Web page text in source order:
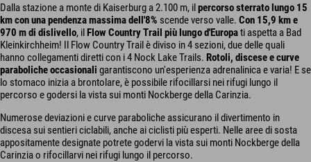
Dalla stazione a monte di Kaiserburg a 2.100 m, ilpercorso sterrato lungo 15
km con una pendenza massima dell'8% scende verso valle. Con 15,9 km e
970 m di dislivello, ilFlow Country Trail più lungo d'Europati aspetta a Bad
Kleinkirchheim! Il Flow Country Trail è diviso in 4 sezioni, due delle quali
hanno collegamenti diretti con i 4 Nock Lake Trails. Rotoli, discese e curve
paraboliche occasionali garantiscono un'esperienza adrenalinica e varia! E se
lo stomaco inizia a brontolare, è possibile rifocillarsi nei rifugi lungo il
percorso e godersi la vista sui monti Nockberge della Carinzia.
Numerose deviazioni e curve paraboliche assicurano il divertimento in
discesa sui sentieri ciclabili, anche ai ciclisti più esperti. Nelle aree di sosta
appositamente designate potrete godervi la vista sui monti Nockberge della
Carinzia o rifocillarvi nei rifugi lungo il percorso.